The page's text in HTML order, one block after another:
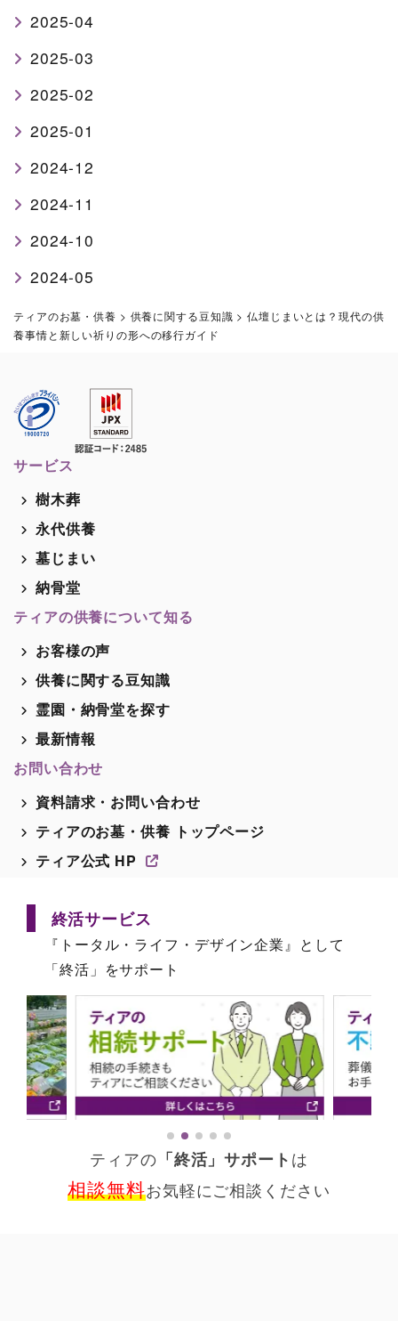
2025-04
2025-03
2025-02
2025-01
2024-12
2024-11
2024-10
2024-05
ティアのお墓・供養 > 供養に関する豆知識 > 仏壇じまいとは？現代の供
養事情と新しい祈りの形への移行ガイド
サービス
樹木葬
永代供養
墓じまい
納骨堂
ティアの供養について知る
お客様の声
供養に関する豆知識
霊園・納骨堂を探す
最新情報
お問い合わせ
資料請求・お問い合わせ
ティアのお墓・供養 トップページ
ティア公式 HP
終活サービス
『トータル・ライフ・デザイン企業』として
「終活」をサポート
ティアの 「終活」サポート は
相談無料お気軽にご相談ください